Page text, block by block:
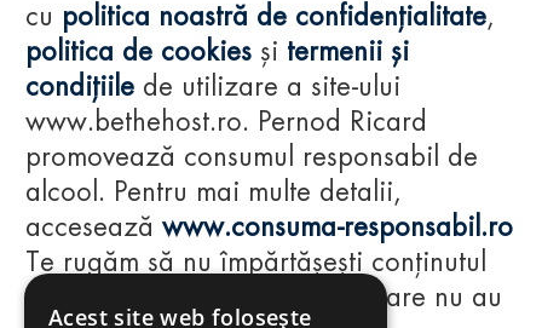
cu politica noastră de confidențialitate,
politica de cookies și termenii și
condițiile de utilizare a site-ului
www.bethehost.ro. Pernod Ricard
promovează consumul responsabil de
alcool. Pentru mai multe detalii,
accesează www.consuma-responsabil.ro
Te rugăm să nu împărtășești conținutul
acestui website cu persoane care nu au
Acest site web folosește